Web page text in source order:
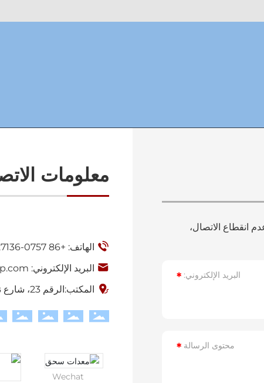
معلومات
الهاتف: +86 0757-85627136
البريد الإلكتروني:
المكتب:الرقم 23، شارع نانكون، بلدة جيوجيانغ، نانهاي، فوشان، قوانغدونغ، الصين
Wechat
انقطاع الاتصال،
البريد الإلكتروني:
محتوى الرسالة